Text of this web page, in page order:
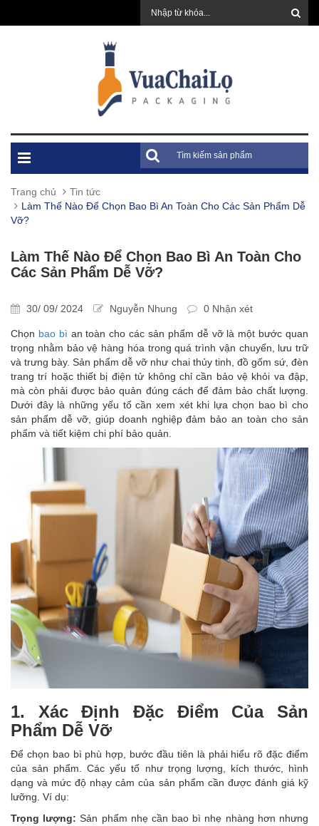
Trang chủ
Tin tức
Làm Thế Nào Để Chọn Bao Bì An Toàn Cho Các Sản Phẩm Dễ
Vỡ?
Làm Thế Nào Để Chọn Bao Bì An Toàn Cho
Các Sản Phẩm Dễ Vỡ?
30/ 09/ 2024 Nguyễn Nhung 0 Nhận xét
Chọn bao bì an toàn cho các sản phẩm dễ vỡ là một bước quan
trọng nhằm bảo vệ hàng hóa trong quá trình vận chuyển, lưu trữ
và trưng bày. Sản phẩm dễ vỡ như chai thủy tinh, đồ gốm sứ, đèn
trang trí hoặc thiết bị điện tử không chỉ cần bảo vệ khỏi va đập,
mà còn phải được bảo quản đúng cách để đảm bảo chất lượng.
Dưới đây là những yếu tố cần xem xét khi lựa chọn bao bì cho
sản phẩm dễ vỡ, giúp doanh nghiệp đảm bảo an toàn cho sản
phẩm và tiết kiệm chi phí bảo quản.
1. Xác Định Đặc Điểm Của Sản
Phẩm Dễ Vỡ
Để chọn bao bì phù hợp, bước đầu tiên là phải hiểu rõ đặc điểm
của sản phẩm. Các yếu tố như trọng lượng, kích thước, hình
dạng và mức độ nhạy cảm của sản phẩm cần được đánh giá kỹ
lưỡng. Ví dụ:
Trọng lượng: Sản phẩm nhẹ cần bao bì nhẹ nhàng hơn nhưng